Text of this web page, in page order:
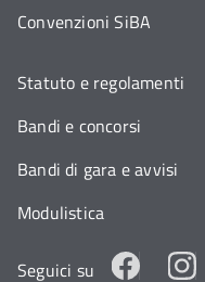
Convenzioni SiBA
Statuto e regolamenti
Bandi e concorsi
Bandi di gara e avvisi
Modulistica
Seguici su